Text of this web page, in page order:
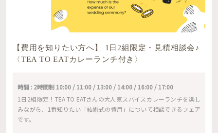
【費用を知りたい方へ】 1日2組限定・見積相談会♪
〈TEA TO EATカレーランチ付き〉
時間 : 2時間制 10:00 / 11:00 / 13:00 / 14:00 / 16:00 / 17:00
1日2組限定！TEA TO EATさんの大人気スパイスカレーランチを楽し
みながら、1番知りたい「結婚式の費用」について相談できるフェア
です。